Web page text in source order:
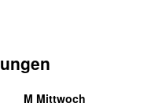
M Mittwoch